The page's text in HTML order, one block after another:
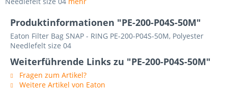
Produktinformationen "PE-200-P04S-50M"
Eaton Filter Bag SNAP - RING PE-200-P04S-50M, Polyester
Needlefelt size 04
Weiterführende Links zu "PE-200-P04S-50M"
Fragen zum Artikel?
Weitere Artikel von Eaton